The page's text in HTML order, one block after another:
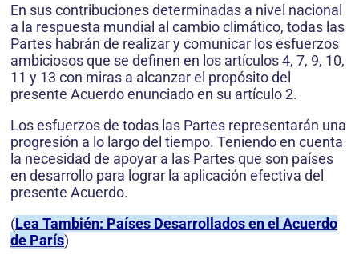
En sus contribuciones determinadas a nivel nacional
a la respuesta mundial al cambio climático, todas las
Partes habrán de realizar y comunicar los esfuerzos
ambiciosos que se definen en los artículos 4, 7, 9, 10,
11 y 13 con miras a alcanzar el propósito del
presente Acuerdo enunciado en su artículo 2.
Los esfuerzos de todas las Partes representarán una
progresión a lo largo del tiempo. Teniendo en cuenta
la necesidad de apoyar a las Partes que son países
en desarrollo para lograr la aplicación efectiva del
presente Acuerdo.
(Lea También: Países Desarrollados en el Acuerdo
de París)